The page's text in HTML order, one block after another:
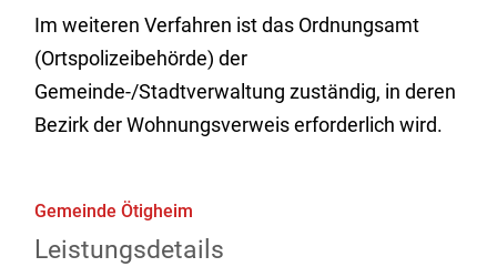
Im weiteren Verfahren ist das Ordnungsamt
(Ortspolizeibehörde) der
Gemeinde-/Stadtverwaltung zuständig, in deren
Bezirk der Wohnungsverweis erforderlich wird.
Gemeinde Ötigheim
Leistungsdetails